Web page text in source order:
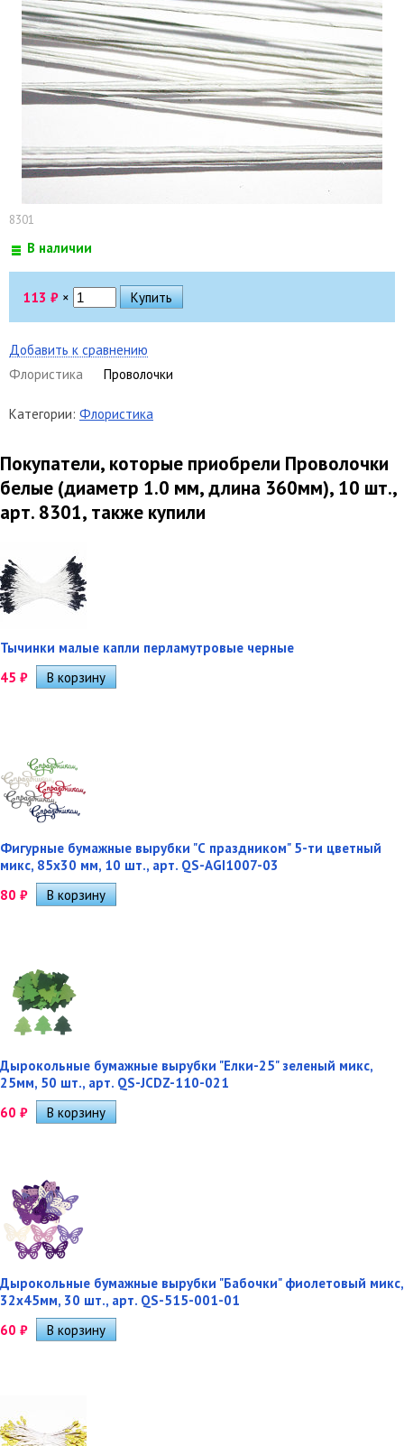
8301
В наличии
113 ₽ ×
Добавить к сравнению
Флористика
Проволочки
Категории: Флористика
Покупатели, которые приобрели Проволочки
белые (диаметр 1.0 мм, длина 360мм), 10 шт.,
арт. 8301, также купили
Тычинки малые капли перламутровые черные
45 ₽
Фигурные бумажные вырубки "С праздником" 5-ти цветный
микс, 85х30 мм, 10 шт., арт. QS-AGI1007-03
80 ₽
Дырокольные бумажные вырубки "Елки-25" зеленый микс,
25мм, 50 шт., арт. QS-JCDZ-110-021
60 ₽
Дырокольные бумажные вырубки "Бабочки" фиолетовый микс,
32х45мм, 30 шт., арт. QS-515-001-01
60 ₽